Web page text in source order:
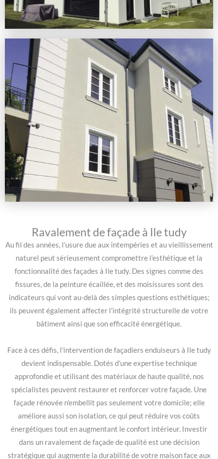
Ravalement de façade à Ile tudy
Au fil des années, l’usure due aux intempéries et au vieillissement
naturel peut sérieusement compromettre l’esthétique et la
fonctionnalité des façades à Ile tudy. Des signes comme des
fissures, de la peinture écaillée, et des moisissures sont des
indicateurs qui vont au-delà des simples questions esthétiques;
ils peuvent également affecter l’intégrité structurelle de votre
bâtiment ainsi que son efficacité énergétique.
Face à ces défis, l’intervention de façadiers enduiseurs à Ile tudy
devient indispensable. Dotés d’une expertise technique
approfondie et utilisant des matériaux de haute qualité, nos
spécialistes peuvent restaurer et renforcer votre façade. Une
façade rénovée n’embellit pas seulement votre domicile; elle
améliore aussi son isolation, ce qui peut réduire vos coûts
énergétiques tout en augmentant le confort intérieur. Investir
dans un ravalement de façade de qualité est une décision
stratégique qui augmente la durabilité de votre maison face aux